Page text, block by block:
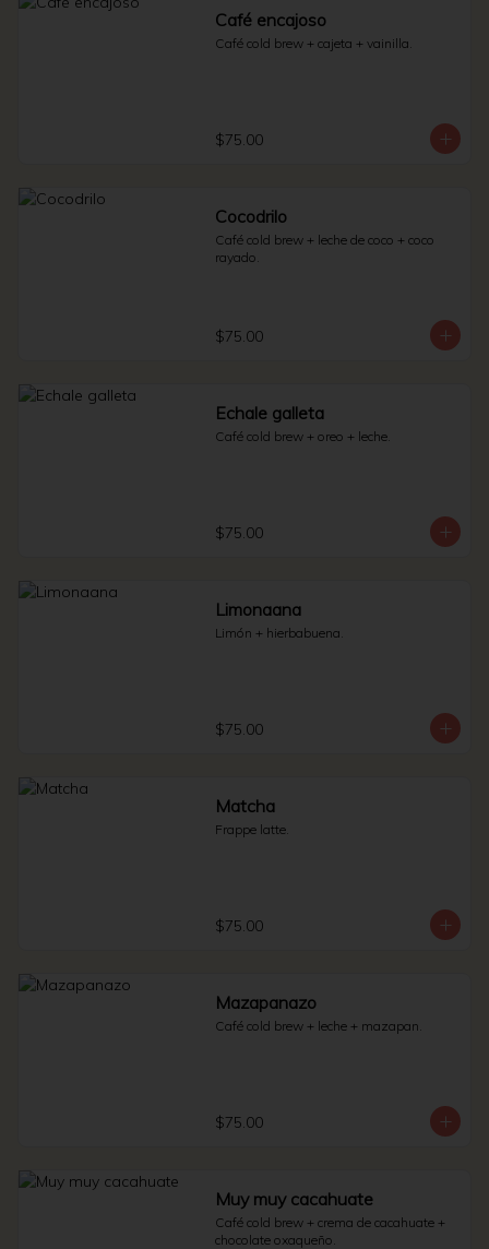
Café encajoso
Café cold brew + cajeta + vainilla.
$75.00
Cocodrilo
Café cold brew + leche de coco + coco
rayado.
$75.00
Echale galleta
Café cold brew + oreo + leche.
$75.00
Limonaana
Limón + hierbabuena.
$75.00
Matcha
Frappe latte.
$75.00
Mazapanazo
Café cold brew + leche + mazapan.
$75.00
Muy muy cacahuate
Café cold brew + crema de cacahuate +
chocolate oxaqueño.